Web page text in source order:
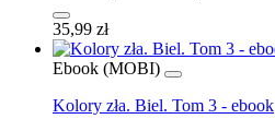
35,99 zł
Ebook (MOBI)
Kolory zła. Biel. Tom 3 - ebook